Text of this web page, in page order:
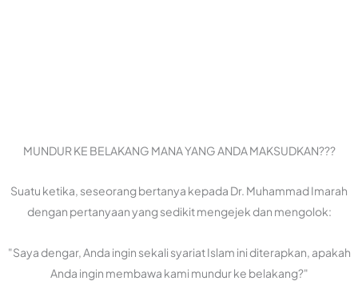
MUNDUR KE BELAKANG MANA YANG ANDA MAKSUDKAN???
Suatu ketika, seseorang bertanya kepada Dr. Muhammad Imarah
dengan pertanyaan yang sedikit mengejek dan mengolok:
"Saya dengar, Anda ingin sekali syariat Islam ini diterapkan, apakah
Anda ingin membawa kami mundur ke belakang?"